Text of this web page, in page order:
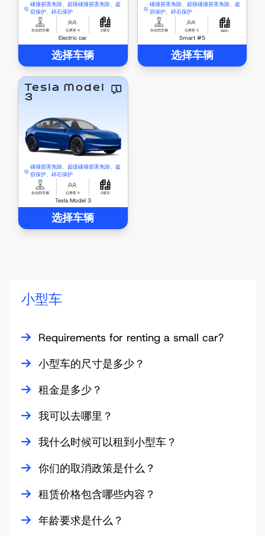
碰撞损害免除、超级碰撞损害免除、盗
窃保护、碎石保护
自动挡车辆 位乘客 4 2驱车
Electric car
选择车辆
碰撞损害免除、超级碰撞损害免除、盗
窃保护、碎石保护
自动挡车辆 位乘客 5 AWD
Smart #5
选择车辆
Tesla Model
3
碰撞损害免除、超级碰撞损害免除、盗
窃保护、碎石保护
自动挡车辆 位乘客 5 2驱车
Tesla Model 3
选择车辆
小型车
Requirements for renting a small car?
Minimum rental period for a small car is 24 hours.
car.
All drivers must have a valid driver license.
Renters must submit a credit card or a debit card (with 16
digit and cvc number).
小型车的尺寸是多少？
我们提供各种尺寸的小型车。从紧凑型的丰田Aygo到宽敞的
起亚Cee’d Sportswagon。
我们的小型车适合4至5名乘客，行李空间可容纳1至4个大号
租金是多少？
租赁小型车是预算有限的旅行者的绝佳选择。小型车的每日
租赁费率最低，油耗也最低。
我可以去哪里？
您可以驾驶我们的小型车游览冰岛的各个角落，因为它们可
以在冰岛主干道系统内的所有道路上行驶，包括整个环岛公
路。
我什么时候可以租到小型车？
全年都可以租赁小型车。在冰岛，夏季是驾驶小型车的最佳
时间。从五月到十月，道路状况良好，道路畅通，天气温
和。
胎。
你们的取消政策是什么？
我们的取消政策因租赁预订类型的不同而有所不同。
额退款（100%）。若未按时取车或在租赁开始当天取
租赁价格包含哪些内容？
汽车租赁价格包含：
年龄要求是什么？